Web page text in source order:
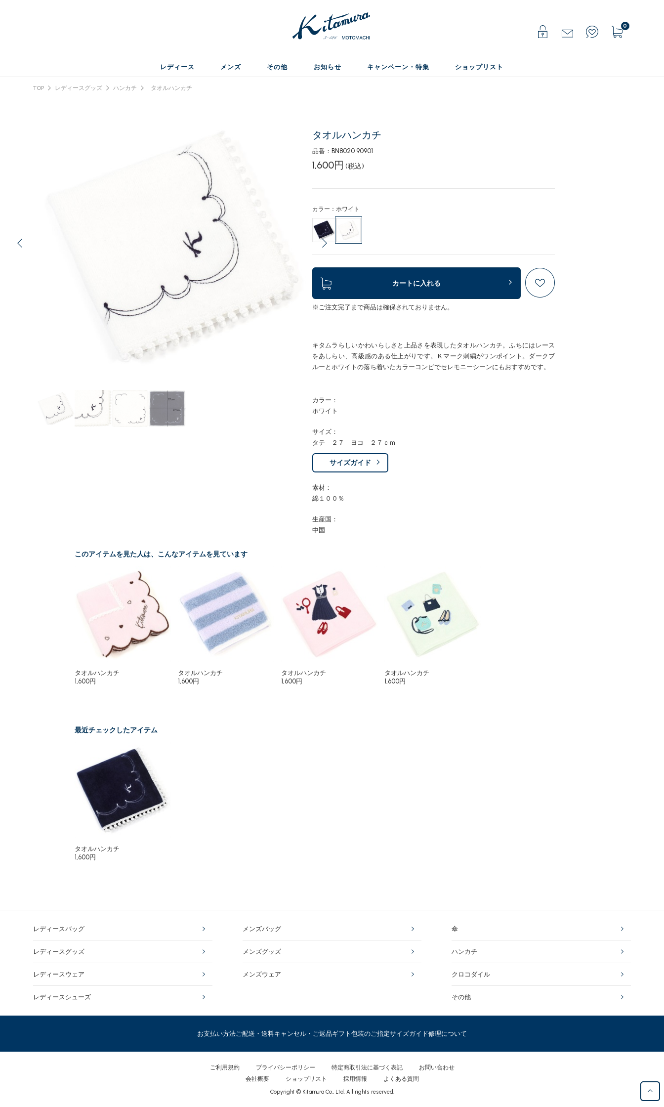
0
レディース メンズ その他 お知らせ キャンペーン・特集 ショップリスト
TOP レディースグッズ ハンカチ タオルハンカチ
タオルハンカチ
品番：BN8020 90901
1,600円 (税込)
カラー：ホワイト
カートに入れる
※ご注文完了まで商品は確保されておりません。
キタムラらしいかわいらしさと上品さを表現したタオルハンカチ。ふちにはレース
をあしらい、高級感のある仕上がりです。Ｋマーク刺繍がワンポイント。ダークブ
ルーとホワイトの落ち着いたカラーコンビでセレモニーシーンにもおすすめです。
カラー：
ホワイト
サイズ：
タテ ２７ ヨコ ２７ｃｍ
サイズガイド
素材：
綿１００％
生産国：
中国
このアイテムを見た人は、こんなアイテムを見ています
タオルハンカチ
1,600円
タオルハンカチ
1,600円
タオルハンカチ
1,600円
タオルハンカチ
1,600円
最近チェックしたアイテム
タオルハンカチ
1,600円
レディースバッグ
レディースグッズ
レディースウェア
レディースシューズ
メンズバッグ
メンズグッズ
メンズウェア
傘
ハンカチ
クロコダイル
その他
お支払い方法ご配送・送料キャンセル・ご返品ギフト包装のご指定サイズガイド修理について
ご利用規約 プライバシーポリシー 特定商取引法に基づく表記
お問い合わせ
会社概要
ショップリスト 採用情報 よくある質問
Copyright © Kitamura Co., Ltd. All rights reserved.